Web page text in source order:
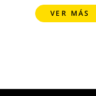
VER MÁS